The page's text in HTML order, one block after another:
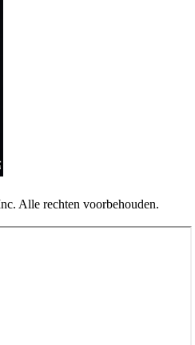
Alle rechten voorbehouden.